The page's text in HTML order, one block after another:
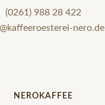
(0261) 988 28 422
nero.de
NEROKAFFEE